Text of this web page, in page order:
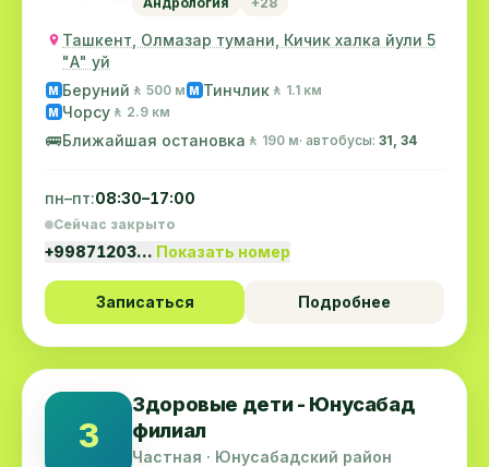
Ташкент, Олмазар тумани, Кичик халка йули 5
"А" уй
M Беруний 🚶 500 м M Тинчлик 🚶 1.1 км
M Чорсу 🚶 2.9 км
🚌Ближайшая остановка 🚶 190 м· автобусы: 31, 34
пн–пт:08:30–17:00
Сейчас закрыто
+99871203… Показать номер
Записаться Подробнее
З
Здоровые дети - Юнусабад
филиал
Частная · Юнусабадский район